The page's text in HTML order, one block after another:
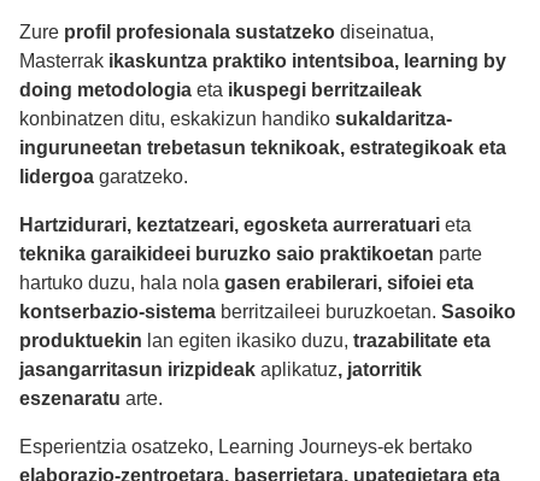
Zure profil profesionala sustatzeko diseinatua,
Masterrak ikaskuntza praktiko intentsiboa, learning by
doing metodologia eta ikuspegi berritzaileak
konbinatzen ditu, eskakizun handiko sukaldaritza-
inguruneetan trebetasun teknikoak, estrategikoak eta
lidergoa garatzeko.
Hartzidurari, keztatzeari, egosketa aurreratuari eta
teknika garaikideei buruzko saio praktikoetan parte
hartuko duzu, hala nola gasen erabilerari, sifoiei eta
kontserbazio-sistema berritzaileei buruzkoetan. Sasoiko
produktuekin lan egiten ikasiko duzu, trazabilitate eta
jasangarritasun irizpideak aplikatuz, jatorritik
eszenaratu arte.
Esperientzia osatzeko, Learning Journeys-ek bertako
elaborazio-zentroetara, baserrietara, upategietara eta